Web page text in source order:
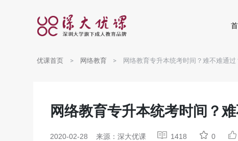
优课首页 网络教育 网络教育专升本统考时间？难不难通过
网络教育专升本统考时间？
2020-02-28 来源：深大优课 1418 0